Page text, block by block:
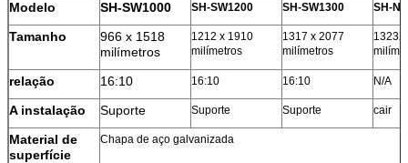
Modelo SH-SW1000 SH-SW1200 SH-SW1300 SH-
Tamanho
966 x 1518
milímetros
1212 x 1910
milímetros
1317 x 2077
milímetros
relação 16:10 16:10 16:10 N/A
A instalação Suporte Suporte Suporte cair
Material de
superfície
Chapa de aço galvanizada